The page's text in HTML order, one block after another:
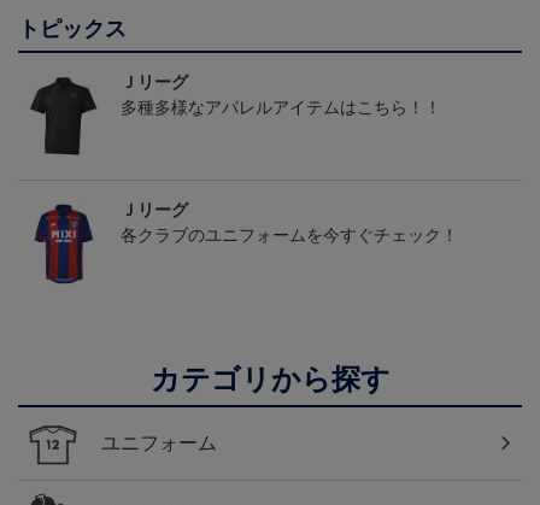
トピックス
Ｊリーグ
多種多様なアパレルアイテムはこちら！！
Ｊリーグ
各クラブのユニフォームを今すぐチェック！
カテゴリから探す
ユニフォーム